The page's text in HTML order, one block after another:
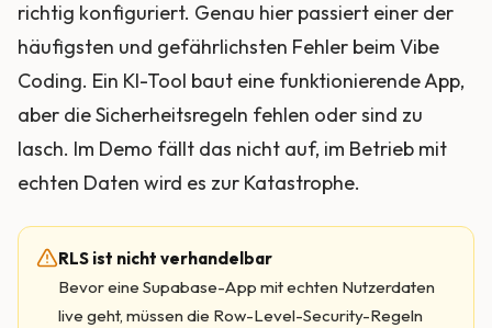
richtig konfiguriert. Genau hier passiert einer der
häufigsten und gefährlichsten Fehler beim Vibe
Coding. Ein KI-Tool baut eine funktionierende App,
aber die Sicherheitsregeln fehlen oder sind zu
lasch. Im Demo fällt das nicht auf, im Betrieb mit
echten Daten wird es zur Katastrophe.
RLS ist nicht verhandelbar
Bevor eine Supabase-App mit echten Nutzerdaten
live geht, müssen die Row-Level-Security-Regeln